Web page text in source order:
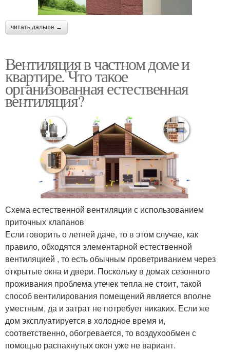
читать дальше →
Вентиляция в частном доме и
квартире. Что такое
организованная естественная
вентиляция?
Схема естественной вентиляции с использованием
приточных клапанов
Если говорить о летней даче, то в этом случае, как
правило, обходятся элементарной естественной
вентиляцией , то есть обычным проветриванием через
открытые окна и двери. Поскольку в домах сезонного
проживания проблема утечек тепла не стоит, такой
способ вентилирования помещений является вполне
уместным, да и затрат не потребует никаких. Если же
дом эксплуатируется в холодное время и,
соответственно, обогревается, то воздухообмен с
помощью распахнутых окон уже не вариант.